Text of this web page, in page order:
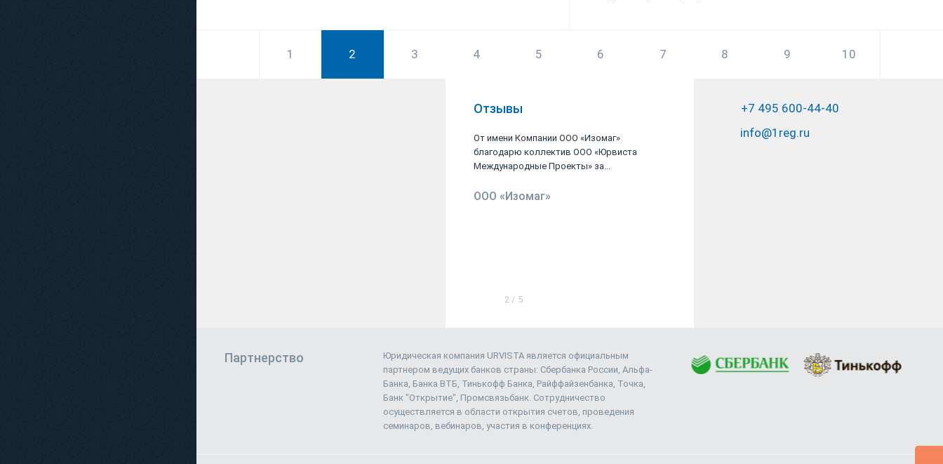
1 2 3 4 5 6 7 8 9 10
Отзывы
От имени Компании ООО «Изомаг»
благодарю коллектив ООО «Юрвиста
Международные Проекты» за...
ООО «Изомаг»
Я Люблин Сергей Алексеевич являюсь
2 / 5
+7 495 600-44-40
info@1reg.ru
Партнерство
Юридическая компания URVISTA является официальным
партнером ведущих банков страны: Сбербанка России, Альфа-
Банка, Банка ВТБ, Тинькофф Банка, Райффайзенбанка, Точка,
Банк "Открытие", Промсвязьбанк. Сотрудничество
осуществляется в области открытия счетов, проведения
семинаров, вебинаров, участия в конференциях.